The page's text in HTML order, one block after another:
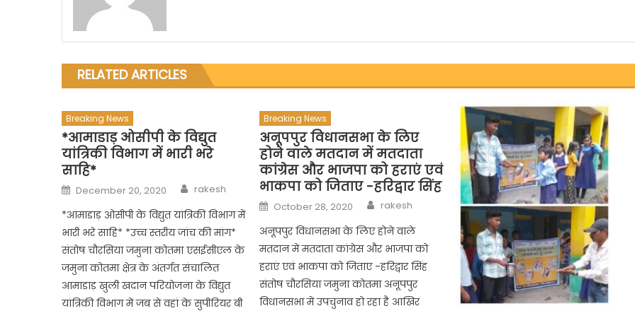
RELATED ARTICLES
Breaking News
*आमाडाड़ ओसीपी के विद्युत
यांत्रिकी विभाग में भारी भरे
साहि*
Posted
on
December 20, 2020 Author
rakesh
*आमाडाड़ ओसीपी के विद्युत यांत्रिकी विभाग में
भारी भरे साहि* *उच्च स्तरीय जांच की मांग*
संतोष चौरसिया जमुना कोतमा एसईसीएल के
जमुना कोतमा क्षेत्र के अंतर्गत संचालित
आमाडाड़ खुली खदान परियोजना के विद्युत
यांत्रिकी विभाग में जब से वहां के सुपीरियर बी
Breaking News
अनूपपुर विधानसभा के लिए
होने वाले मतदान में मतदाता
कांग्रेस और भाजपा को हराएं एवं
भाकपा को जिताए -हरिद्वार सिंह
Posted
on
October 28, 2020 Author
rakesh
अनूपपुर विधानसभा के लिए होने वाले
मतदान में मतदाता कांग्रेस और भाजपा को
हराएं एवं भाकपा को जिताए -हरिद्वार सिंह
संतोष चौरसिया जमुना कोतमा अनूपपुर
विधानसभा में उपचुनाव हो रहा है आखिर